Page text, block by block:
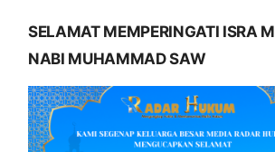
SELAMAT MEMPERINGATI ISRA
NABI MUHAMMAD SAW